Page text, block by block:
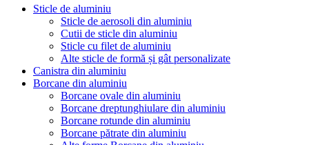
Sticle de aluminiu
Sticle de aerosoli din aluminiu
Cutii de sticle din aluminiu
Sticle cu filet de aluminiu
Alte sticle de formă și gât personalizate
Canistra din aluminiu
Borcane din aluminiu
Borcane ovale din aluminiu
Borcane dreptunghiulare din aluminiu
Borcane rotunde din aluminiu
Borcane pătrate din aluminiu